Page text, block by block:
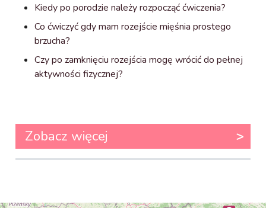
Kiedy po porodzie należy rozpocząć ćwiczenia?
Co ćwiczyć gdy mam rozejście mięśnia prostego
brzucha?
Czy po zamknięciu rozejścia mogę wrócić do pełnej
aktywności fizycznej?
Zobacz więcej